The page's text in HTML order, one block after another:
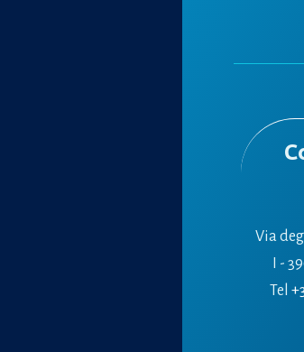
Via
I -
Tel